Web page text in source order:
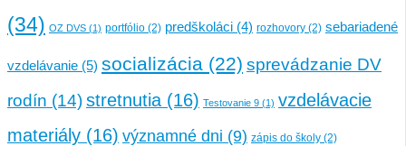
(34) OZ DVS (1) portfólio (2) predškoláci (4) rozhovory (2) sebariadené
vzdelávanie (5) socializácia (22) sprevádzanie DV
rodín (14)stretnutia (16) Testovanie 9 (1) vzdelávacie
materiály (16) významné dni (9) zápis do školy (2)